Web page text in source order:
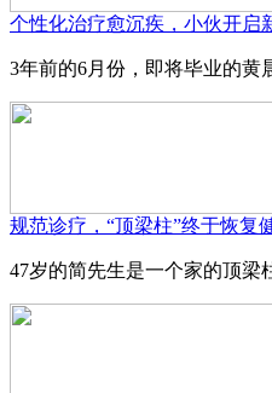
个性化治疗愈沉疾，小伙开启
3年前的6月份，即将毕业的黄
规范诊疗，“顶梁柱”终于恢复
47岁的简先生是一个家的顶梁